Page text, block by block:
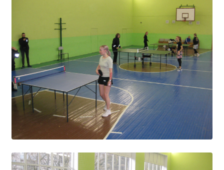
Безопасность на железной дороге
ГТО
Дополнительное образование
Информационная безопасность
Информация для детей-сирот
Памятные даты военной истории
Пожарная безопасность
Программа воспитания
Противодействие терроризму
Профилактическая работа
Работа педагога-психолога